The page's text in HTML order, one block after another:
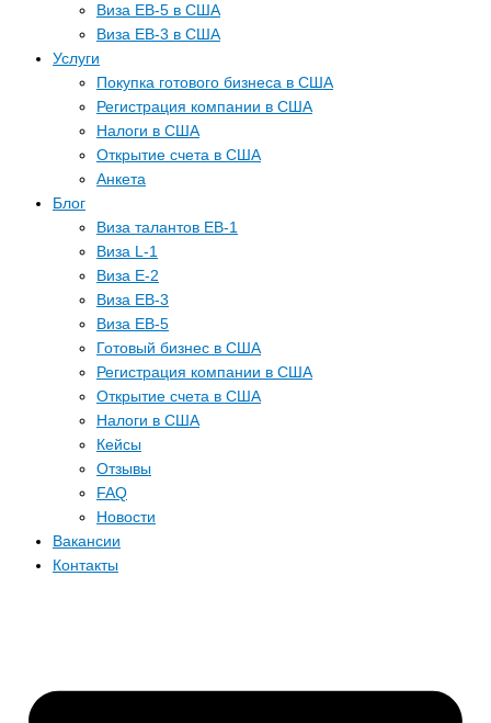
Виза EB-5 в США
Виза EB-3 в США
Услуги
Покупка готового бизнеса в США
Регистрация компании в США
Налоги в США
Открытие счета в США
Анкета
Блог
Виза талантов EB-1
Виза L-1
Виза E-2
Виза EB-3
Виза EB-5
Готовый бизнес в США
Регистрация компании в США
Открытие счета в США
Налоги в США
Кейсы
Отзывы
FAQ
Новости
Вакансии
Контакты